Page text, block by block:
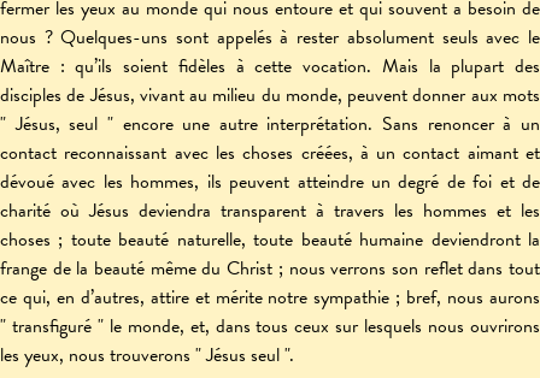
fermer les yeux au monde qui nous entoure et qui souvent a besoin de
nous ? Quelques-uns sont appelés à rester absolument seuls avec le
Maître : qu’ils soient fidèles à cette vocation. Mais la plupart des
disciples de Jésus, vivant au milieu du monde, peuvent donner aux mots
" Jésus, seul " encore une autre interprétation. Sans renoncer à un
contact reconnaissant avec les choses créées, à un contact aimant et
dévoué avec les hommes, ils peuvent atteindre un degré de foi et de
charité où Jésus deviendra transparent à travers les hommes et les
choses ; toute beauté naturelle, toute beauté humaine deviendront la
frange de la beauté même du Christ ; nous verrons son reflet dans tout
ce qui, en d’autres, attire et mérite notre sympathie ; bref, nous aurons
" transfiguré " le monde, et, dans tous ceux sur lesquels nous ouvrirons
les yeux, nous trouverons " Jésus seul ".